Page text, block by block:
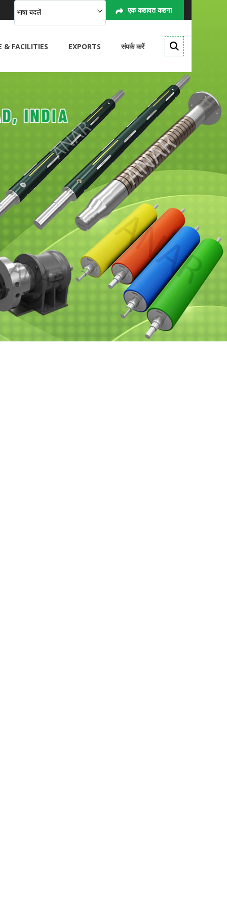
एक कहावत कहना
भाषा बदलें
& FACILITIES EXPORTS संपर्क करें